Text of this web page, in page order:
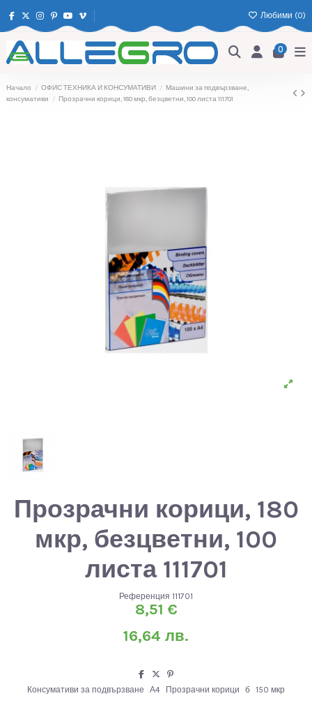
Любими (0)
0
Начало ОФИС ТЕХНИКА И КОНСУМАТИВИ
Машини за подвързване,
консумативи
Прозрачни корици, 180 мкр, безцветни, 100 листа 111701
Прозрачни корици, 180
мкр, безцветни, 100
листа 111701
Референция 111701
8,51 €
16,64 лв.
Консумативи за подвързване А4 Прозрачни корици б 150 мкр